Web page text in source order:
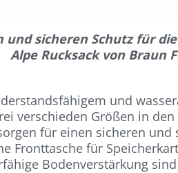
und sicheren Schutz für
Alpe Rucksack von Braun
und
verschieden Größen in
für einen sicheren
Fronttasche für
Bodenverstärkung